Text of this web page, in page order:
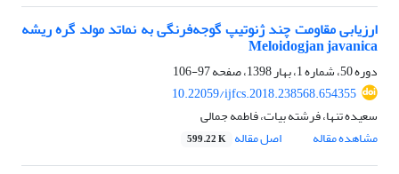
ارزیابی مقاومت چند ژنوتیپ گوجه‌فرنگی به نماتد مولد گره ریشه
Meloidogjan javanica
دوره 50، شماره 1، بهار 1398، صفحه
97-106
10.22059/ijfcs.2018.238568.654355
سعیده تنها، فرشته بیات، فاطمه جمالی
مشاهده مقاله
اصل مقاله 599.22 K